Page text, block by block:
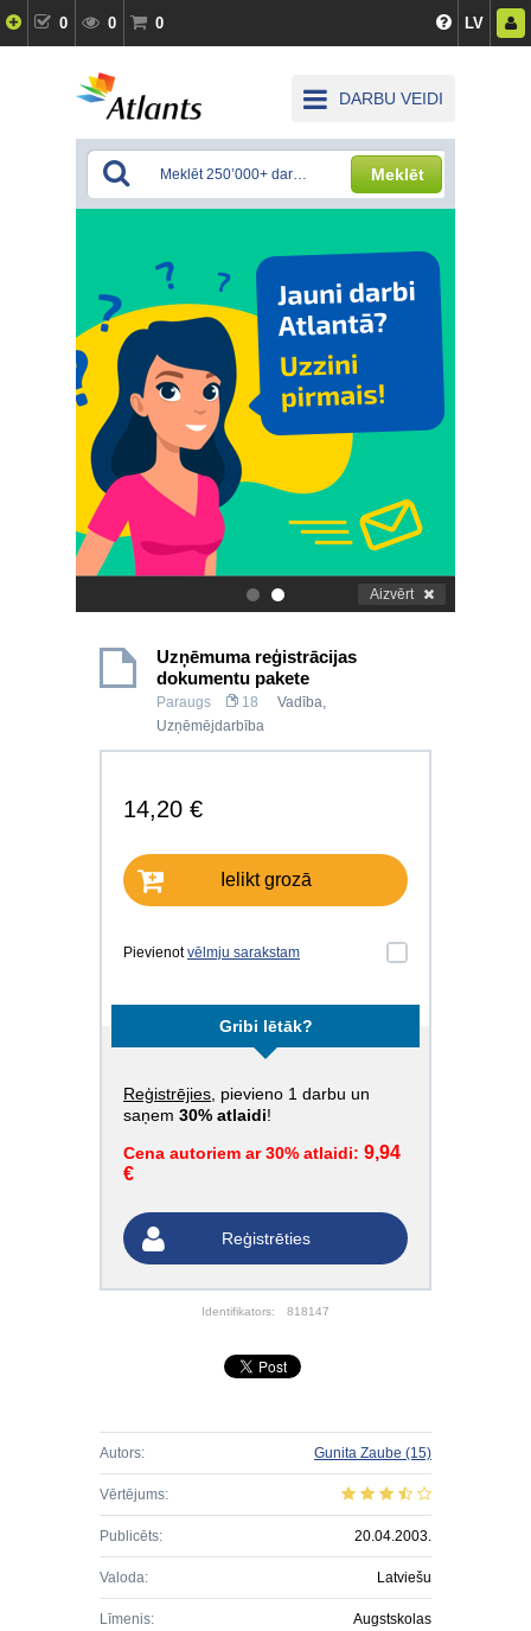
0 0 0 LV
DARBU VEIDI
Meklēt
. Aizvērt
Uzņēmuma reģistrācijas
dokumentu pakete
Paraugs 18 Vadība,
Uzņēmējdarbība
14,20 €
Ielikt grozā
Pievienotvēlmju sarakstam
Gribi lētāk?
Reģistrējies , pievieno 1 darbu un
saņem 30% atlaidi!
Cena autoriem ar 30% atlaidi: 9,94
€
Reģistrēties
Identifikators: 818147
Autors: Gunita Zaube (15)
Vērtējums:
Publicēts: 20.04.2003.
Valoda: Latviešu
Līmenis: Augstskolas